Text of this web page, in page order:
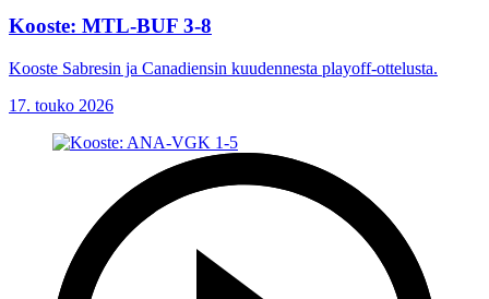
Kooste: MTL-BUF 3-8
Kooste Sabresin ja Canadiensin kuudennesta playoff-ottelusta.
17. touko 2026